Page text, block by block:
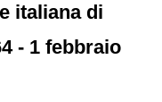
italiana di
- 1 febbraio